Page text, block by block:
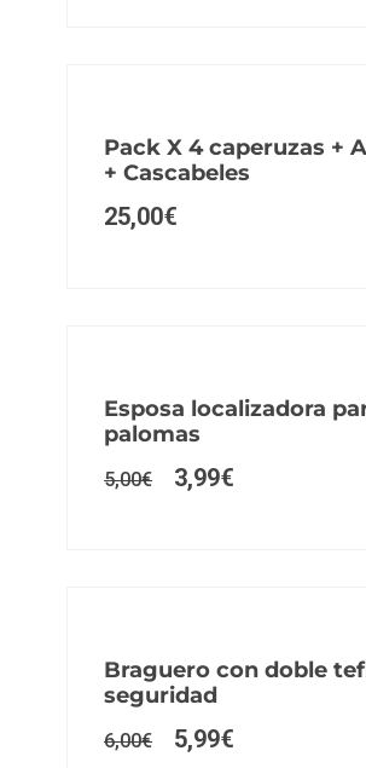
Pack X 4 caperuzas +
+ Cascabeles
25,00€
Esposa localizadora
palomas
5,00€ 3,99€
Braguero con doble
seguridad
6,00€ 5,99€